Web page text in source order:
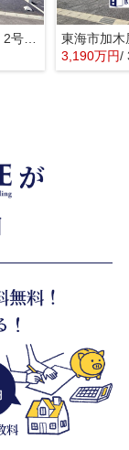
知多市金沢第３ 2号棟【仲介手数料0円】
3,190万円/